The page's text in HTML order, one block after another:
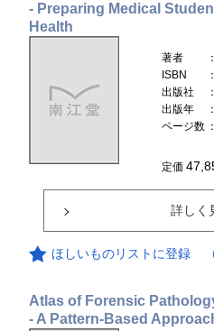
- Preparing Medical
Health
著者
ISBN
出版社
出版年
ページ数
定価
詳しく
ほしいものリストに登録
Atlas of Forensic
- A Pattern-Based